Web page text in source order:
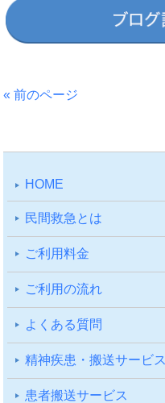
« 前のページ
HOME
⺠間救急とは
ご利⽤料⾦
ご利⽤の流れ
よくある質問
精神疾患・搬送サービス
患者搬送サービス